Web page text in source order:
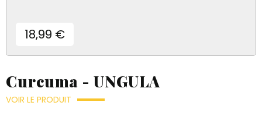
Prix
18,99 €
Curcuma - UNGULA
VOIR LE PRODUIT